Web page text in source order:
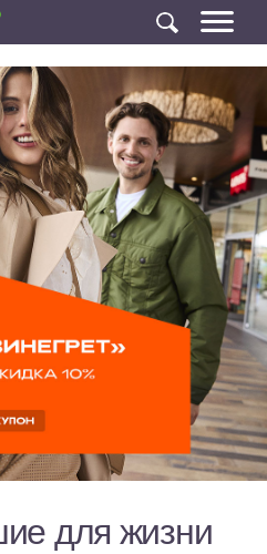
для жизни